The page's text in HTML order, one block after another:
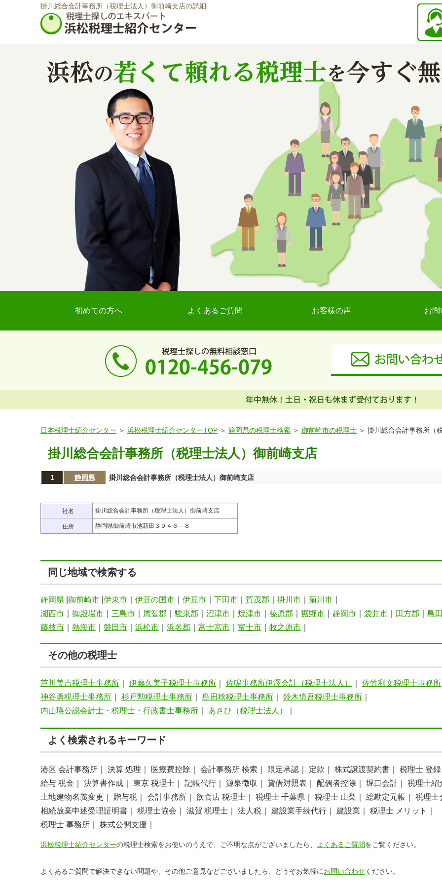
掛川総合会計事務所（税理士法人）御前崎支店の詳細
初めての方へ よくあるご質問 お客様の声 お問
日本税理士紹介センター 浜松税理士紹介センターTOP 静岡県の税理士検索 御前崎市の税理士 掛川総合会計事務所（
掛川総合会計事務所（税理士法人）御前崎支店
1 静岡県 掛川総合会計事務所（税理士法人）御前崎支店
社名 掛川総合会計事務所（税理士法人）御前崎支店
住所 静岡県御前崎市池新田３９４６－８
同じ地域で検索する
静岡県 御前崎市 伊東市 伊豆の国市 伊豆市 下田市 賀茂郡 掛川市 菊川市
湖西市
御殿場市 三島市 周智郡 駿東郡 沼津市 焼津市 榛原郡 裾野市 静岡市 袋井市 田方郡
島
藤枝市
熱海市 磐田市 浜松市 浜名郡 富士宮市 富士市 牧之原市
その他の税理士
芦川美吉税理士事務所 伊藤久美子税理士事務所 佐鳴事務所伊澤会計（税理士法人） 佐竹利文税理士事務所
神谷勇税理士事務所
杉戸勲税理士事務所 島田稔税理士事務所 鈴木慎吾税理士事務所
内山瑛公認会計士・税理士・行政書士事務所
あさひ（税理士法人）
よく検索されるキーワード
港区 会計事務所｜ 決算 処理｜ 医療費控除｜ 会計事務所 検索｜ 限定承認｜ 定款｜ 株式譲渡契約書｜
税理士 登
給与 税金｜
決算書作成｜ 東京 税理士｜ 記帳代行｜ 源泉徴収｜ 貸借対照表｜ 配偶者控除｜ 堀口会計｜
税理士紹
土地建物名義変更｜
贈与税｜ 会計事務所｜ 飲食店 税理士｜ 税理士 千葉県｜ 税理士 山梨｜ 総勘定元帳｜
税理士
相続放棄申述受理証明書｜
税理士協会｜ 滋賀 税理士｜ 法人税｜ 建設業手続代行｜ 建設業｜
税理士 メリット｜
税理士 事務所｜
株式公開支援｜
浜松税理士紹介センターの税理士検索をお使いのうえで、ご不明な点がございましたら、 よくあるご質問をご覧ください。
よくあるご質問で解決できない問題や、その他ご意見などございましたら、どうぞお気軽にお問い合わせください。